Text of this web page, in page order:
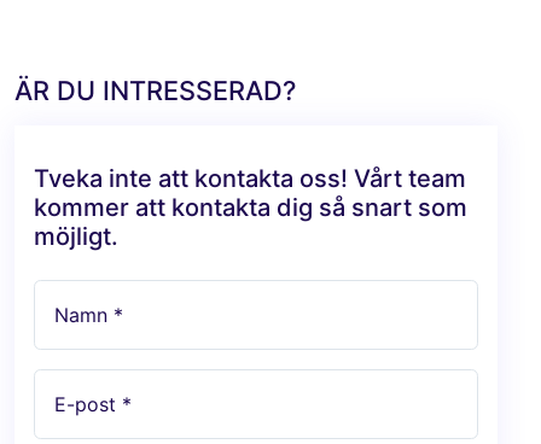
ÄR DU INTRESSERAD?
Tveka inte att kontakta oss! Vårt team
kommer att kontakta dig så snart som
möjligt.
Namn *
E-post *